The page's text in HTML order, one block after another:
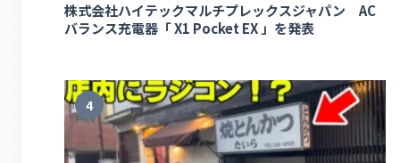
株式会社ハイテックマルチプレックスジャパン AC
バランス充電器「 X1 Pocket EX 」を発表
4